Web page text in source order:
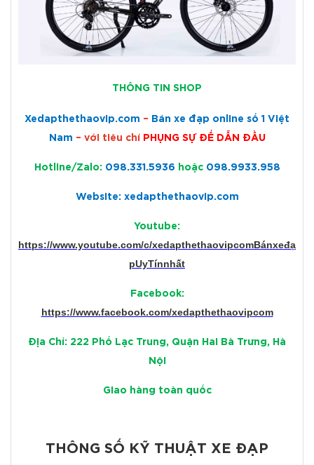
THÔNG TIN SHOP
Xedapthethaovip.com – Bán xe đạp online số 1 Việt
Nam – với tiêu chí PHỤNG SỰ ĐỂ DẪN ĐẦU
Hotline/Zalo: 098.331.5936 hoặc 098.9933.958
Website: xedapthethaovip.com
Youtube:
https://www.youtube.com/c/xedapthethaovipcomBánxeđạ
pUyTínnhất
Facebook:
https://www.facebook.com/xedapthethaovipcom
Địa Chỉ: 222 Phố Lạc Trung, Quận Hai Bà Trưng, Hà
Nội
Giao hàng toàn quốc
THÔNG SỐ KỸ THUẬT XE ĐẠP